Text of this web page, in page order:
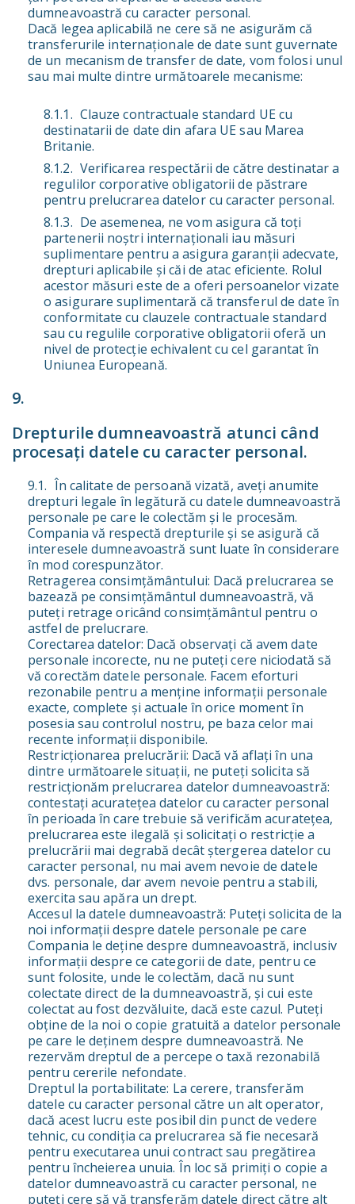
dumneavoastră cu caracter personal.
Dacă legea aplicabilă ne cere să ne asigurăm că
transferurile internaționale de date sunt guvernate
de un mecanism de transfer de date, vom folosi unul
sau mai multe dintre următoarele mecanisme:
Clauze contractuale standard UE cu
destinatarii de date din afara UE sau Marea
Britanie.
Verificarea respectării de către destinatar a
regulilor corporative obligatorii de păstrare
pentru prelucrarea datelor cu caracter personal.
De asemenea, ne vom asigura că toți
partenerii noștri internaționali iau măsuri
suplimentare pentru a asigura garanții adecvate,
drepturi aplicabile și căi de atac eficiente. Rolul
acestor măsuri este de a oferi persoanelor vizate
o asigurare suplimentară că transferul de date în
conformitate cu clauzele contractuale standard
sau cu regulile corporative obligatorii oferă un
nivel de protecție echivalent cu cel garantat în
Uniunea Europeană.
Drepturile dumneavoastră atunci când
procesați datele cu caracter personal.
În calitate de persoană vizată, aveți anumite
drepturi legale în legătură cu datele dumneavoastră
personale pe care le colectăm și le procesăm.
Compania vă respectă drepturile și se asigură că
interesele dumneavoastră sunt luate în considerare
în mod corespunzător.
Retragerea consimțământului: Dacă prelucrarea se
bazează pe consimțământul dumneavoastră, vă
puteți retrage oricând consimțământul pentru o
astfel de prelucrare.
Corectarea datelor: Dacă observați că avem date
personale incorecte, nu ne puteți cere niciodată să
vă corectăm datele personale. Facem eforturi
rezonabile pentru a menține informații personale
exacte, complete și actuale în orice moment în
posesia sau controlul nostru, pe baza celor mai
recente informații disponibile.
Restricționarea prelucrării: Dacă vă aflați în una
dintre următoarele situații, ne puteți solicita să
restricționăm prelucrarea datelor dumneavoastră:
contestați acuratețea datelor cu caracter personal
în perioada în care trebuie să verificăm acuratețea,
prelucrarea este ilegală și solicitați o restricție a
prelucrării mai degrabă decât ștergerea datelor cu
caracter personal, nu mai avem nevoie de datele
dvs. personale, dar avem nevoie pentru a stabili,
exercita sau apăra un drept.
Accesul la datele dumneavoastră: Puteți solicita de la
noi informații despre datele personale pe care
Compania le deține despre dumneavoastră, inclusiv
informații despre ce categorii de date, pentru ce
sunt folosite, unde le colectăm, dacă nu sunt
colectate direct de la dumneavoastră, și cui este
colectat au fost dezvăluite, dacă este cazul. Puteți
obține de la noi o copie gratuită a datelor personale
pe care le deținem despre dumneavoastră. Ne
rezervăm dreptul de a percepe o taxă rezonabilă
pentru cererile nefondate.
Dreptul la portabilitate: La cerere, transferăm
datele cu caracter personal către un alt operator,
dacă acest lucru este posibil din punct de vedere
tehnic, cu condiția ca prelucrarea să fie necesară
pentru executarea unui contract sau pregătirea
pentru încheierea unuia. În loc să primiți o copie a
datelor dumneavoastră cu caracter personal, ne
puteți cere să vă transferăm datele direct către alt